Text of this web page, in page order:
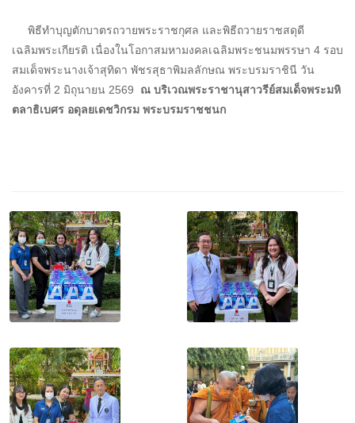
พิธีทำบุญตักบาตรถวายพระราชกุศล และพิธีถวายราชสดุดี
เฉลิมพระเกียรติ เนื่องในโอกาสมหามงคลเฉลิมพระชนมพรรษา 4 รอบ
สมเด็จพระนางเจ้าสุทิดา พัชรสุธาพิมลลักษณ พระบรมราชินี วัน
อังคารที่ 2 มิถุนายน 2569 ณ บริเวณพระราชานุสาวรีย์สมเด็จพระมหิ
ตลาธิเบศร อดุลยเดชวิกรม พระบรมราชชนก